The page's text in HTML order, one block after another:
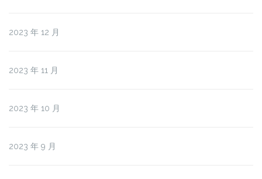
2023 年 12 月
2023 年 11 月
2023 年 10 月
2023 年 9 月